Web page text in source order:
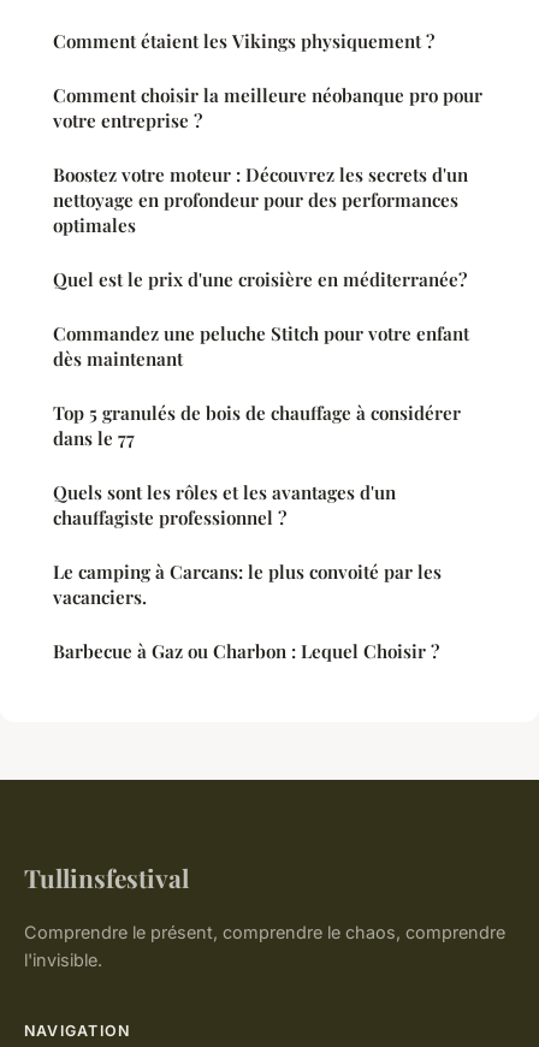
Comment étaient les Vikings physiquement ?
Comment choisir la meilleure néobanque pro pour
votre entreprise ?
Boostez votre moteur : Découvrez les secrets d'un
nettoyage en profondeur pour des performances
optimales
Quel est le prix d'une croisière en méditerranée?
Commandez une peluche Stitch pour votre enfant
dès maintenant
Top 5 granulés de bois de chauffage à considérer
dans le 77
Quels sont les rôles et les avantages d'un
chauffagiste professionnel ?
Le camping à Carcans: le plus convoité par les
vacanciers.
Barbecue à Gaz ou Charbon : Lequel Choisir ?
Tullinsfestival
Comprendre le présent, comprendre le chaos, comprendre
l'invisible.
NAVIGATION